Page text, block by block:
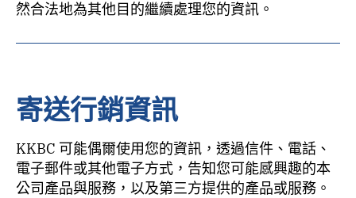
然合法地為其他目的繼續處理您的資訊。
寄送行銷資訊
KKBC 可能偶爾使用您的資訊，透過信件、電話、
電子郵件或其他電子方式，告知您可能感興趣的本
公司產品與服務，以及第三方提供的產品或服務。